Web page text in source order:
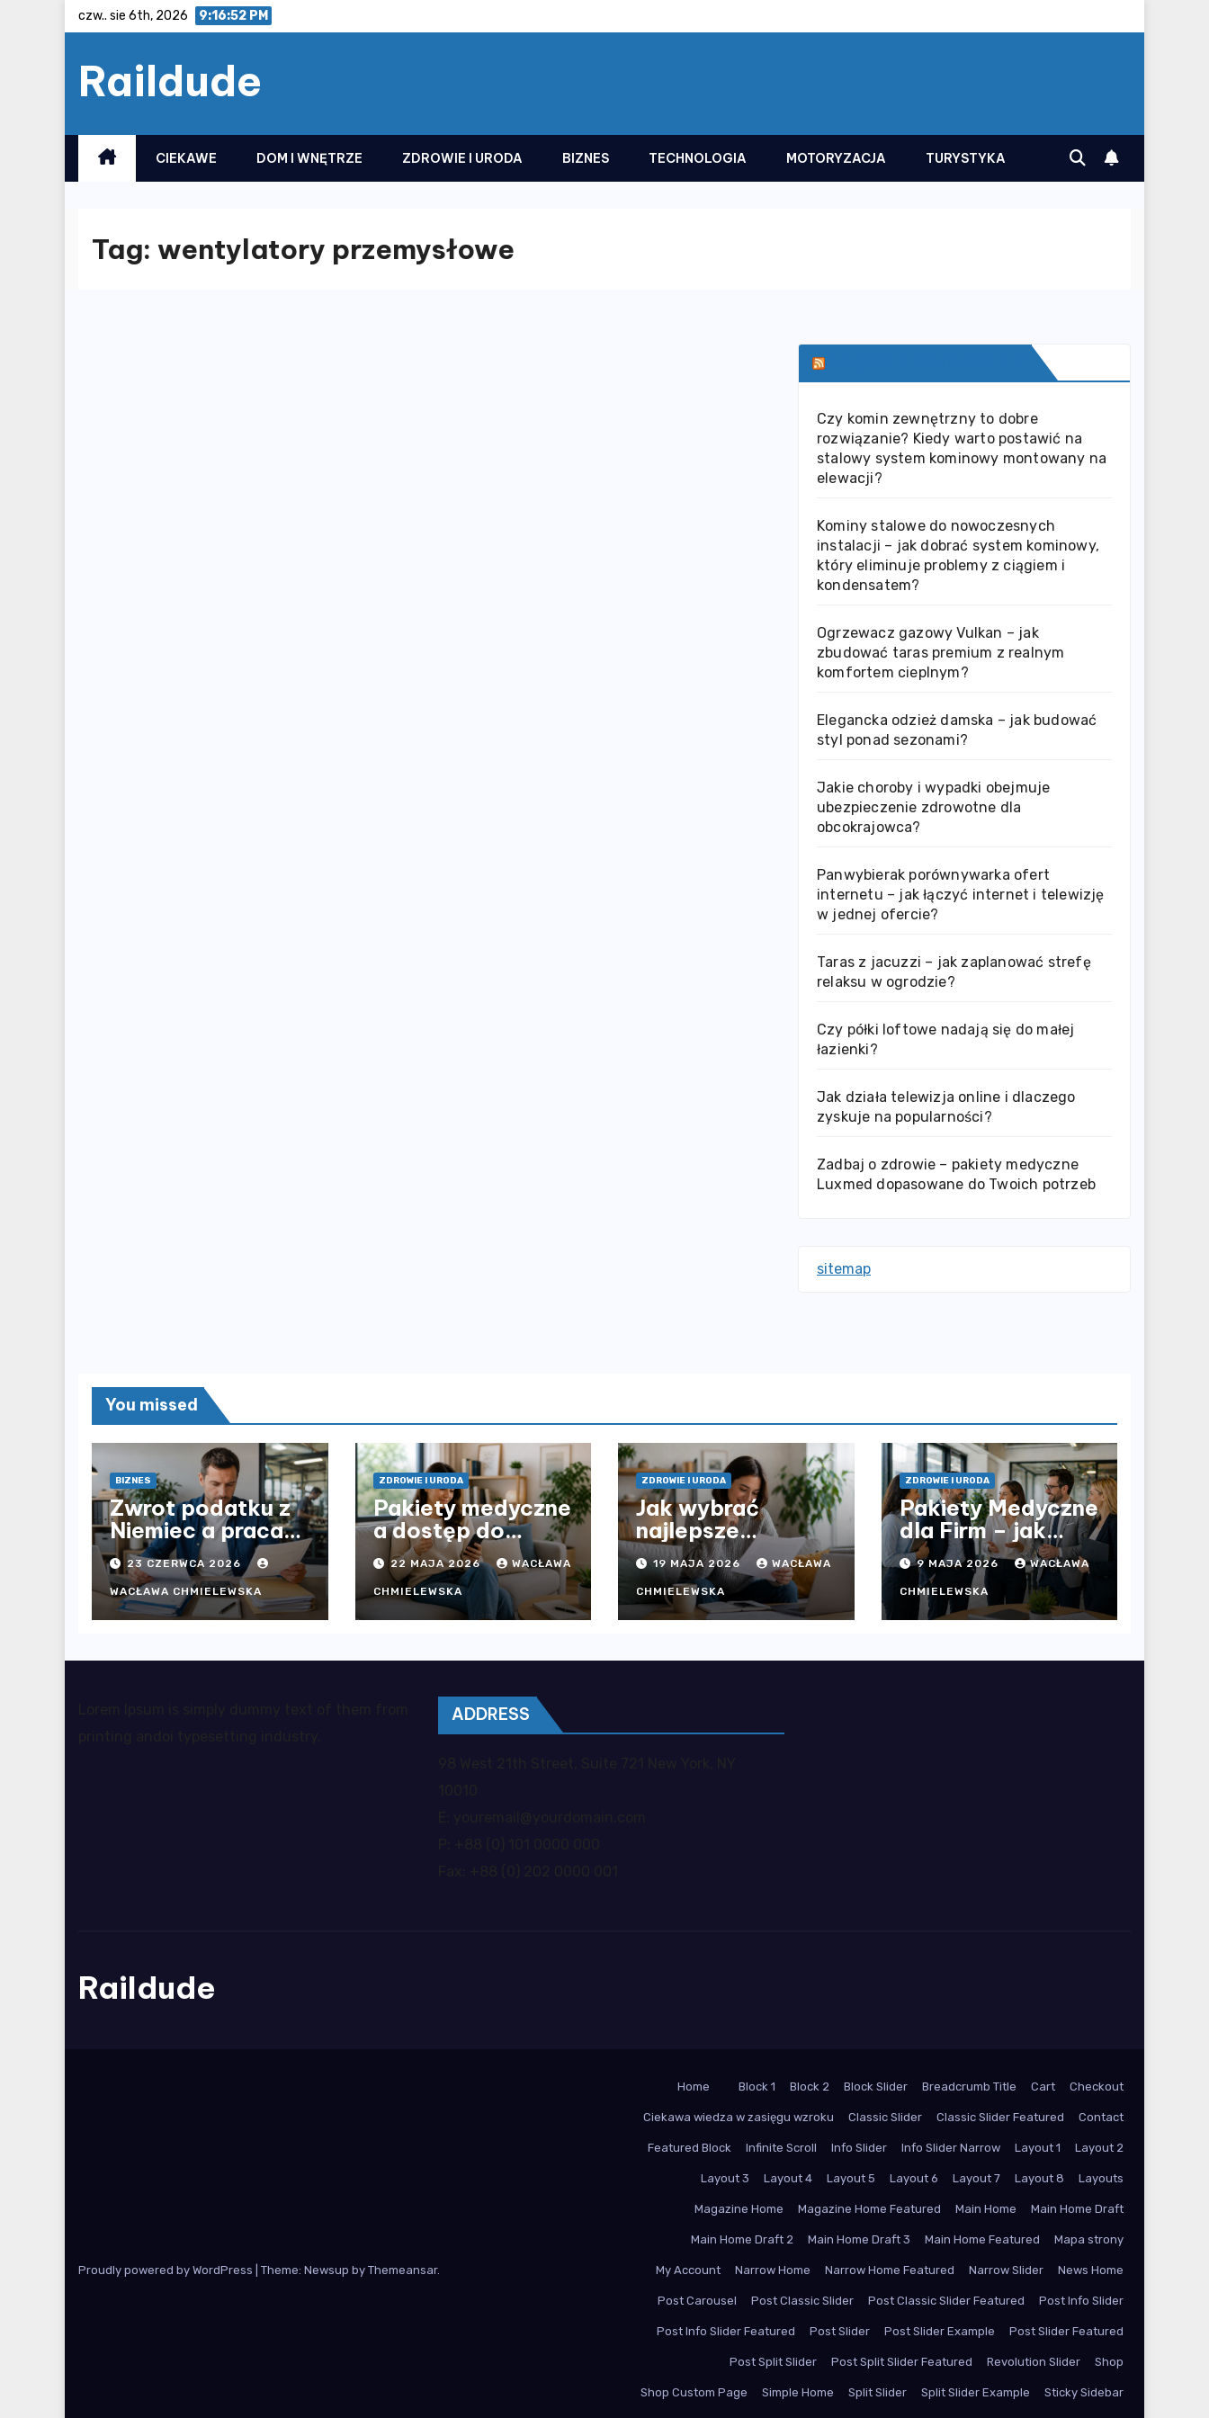
czw.. sie 6th, 2026 9:16:53 PM
Raildude
CIEKAWE DOM I WNĘTRZE ZDROWIE I URODA BIZNES TECHNOLOGIA MOTORYZACJA TURYSTYKA
Tag: wentylatory przemysłowe
Czy komin zewnętrzny to dobre
rozwiązanie? Kiedy warto postawić na
stalowy system kominowy montowany na
elewacji?
Kominy stalowe do nowoczesnych
instalacji – jak dobrać system kominowy,
który eliminuje problemy z ciągiem i
kondensatem?
Ogrzewacz gazowy Vulkan – jak
zbudować taras premium z realnym
komfortem cieplnym?
Elegancka odzież damska – jak budować
styl ponad sezonami?
Jakie choroby i wypadki obejmuje
ubezpieczenie zdrowotne dla
obcokrajowca?
Panwybierak porównywarka ofert
internetu – jak łączyć internet i telewizję
w jednej ofercie?
Taras z jacuzzi – jak zaplanować strefę
relaksu w ogrodzie?
Czy półki loftowe nadają się do małej
łazienki?
Jak działa telewizja online i dlaczego
zyskuje na popularności?
Zadbaj o zdrowie – pakiety medyczne
Luxmed dopasowane do Twoich potrzeb
sitemap
You missed
BIZNES
Zwrot podatku z
Niemiec a praca
przez agencję i
bezpośrednio u
pracodawcy – jak
rozliczyć oba
23 CZERWCA 2026
WACŁAWA CHMIELEWSKA
ZDROWIE I URODA
Pakiety medyczne
a dostęp do
opieki zdrowotnej
bez ograniczeń
czasowych – czy
prywatna opieka
swobodę?
22 MAJA 2026 WACŁAWA
CHMIELEWSKA
ZDROWIE I URODA
Jak wybrać
najlepsze
ubezpieczenie
komunikacyjne i
uniknąć
kosztownych
19 MAJA 2026 WACŁAWA
CHMIELEWSKA
ZDROWIE I URODA
Pakiety Medyczne
dla Firm – jak
prywatna opieka
zdrowotna
wpływa na jakość
współpracy w
9 MAJA 2026 WACŁAWA
CHMIELEWSKA
ADDRESS
Raildude
Proudly powered by WordPress Theme: Newsup by Themeansar.
Home Block 1 Block 2 Block Slider Breadcrumb Title Cart Checkout
Ciekawa wiedza w zasięgu wzroku Classic Slider Classic Slider Featured Contact
Featured Block Infinite Scroll Info Slider Info Slider Narrow Layout 1 Layout 2
Layout 3 Layout 4 Layout 5 Layout 6 Layout 7 Layout 8 Layouts
Magazine Home Magazine Home Featured Main Home Main Home Draft
Main Home Draft 2 Main Home Draft 3 Main Home Featured Mapa strony
My Account Narrow Home Narrow Home Featured Narrow Slider News Home
Post Carousel Post Classic Slider Post Classic Slider Featured Post Info Slider
Post Info Slider Featured Post Slider Post Slider Example Post Slider Featured
Post Split Slider Post Split Slider Featured Revolution Slider Shop
Shop Custom Page Simple Home Split Slider Split Slider Example Sticky Sidebar